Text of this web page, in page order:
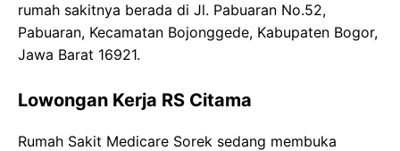
rumah sakitnya berada di Jl. Pabuaran No.52,
Pabuaran, Kecamatan Bojonggede, Kabupaten Bogor,
Jawa Barat 16921.
Lowongan Kerja RS Citama
Rumah Sakit Medicare Sorek sedang membuka